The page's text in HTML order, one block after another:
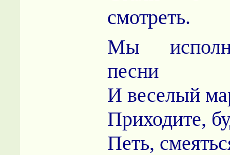
смотреть.
Мы
песни
И веселый
Приходите,
Петь,